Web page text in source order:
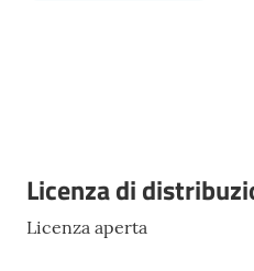
a
L
Descrizione
Licenza di
Licenza aperta